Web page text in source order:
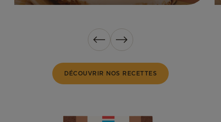
PrécédentSuivant
DÉCOUVRIR NOS RECETTES